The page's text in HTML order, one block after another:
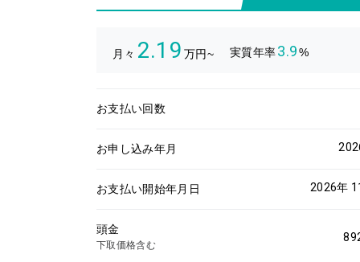
月々 2.19 万円~ 実質年率3.9 %
お支払い回数
お申し込み年月
お支払い開始年月日 2026年
頭金
下取価格含む